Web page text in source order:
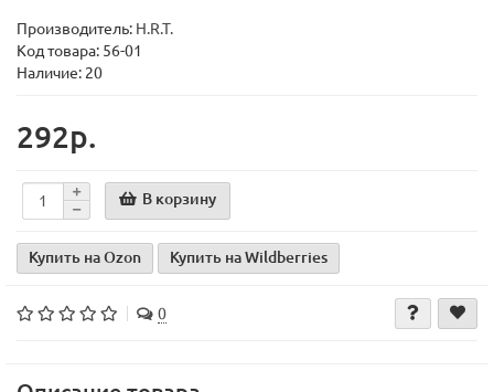
Производитель: H.R.T.
Код товара: 56-01
Наличие: 20
292р.
В корзину
Купить на Ozon Купить на Wildberries
0